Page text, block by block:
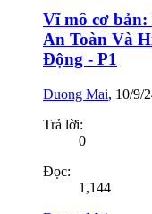
Vĩ mô cơ
An Toàn Và
Động - P1
Duong Mai, 10/9/
Trả lời:
0
Đọc:
1,144